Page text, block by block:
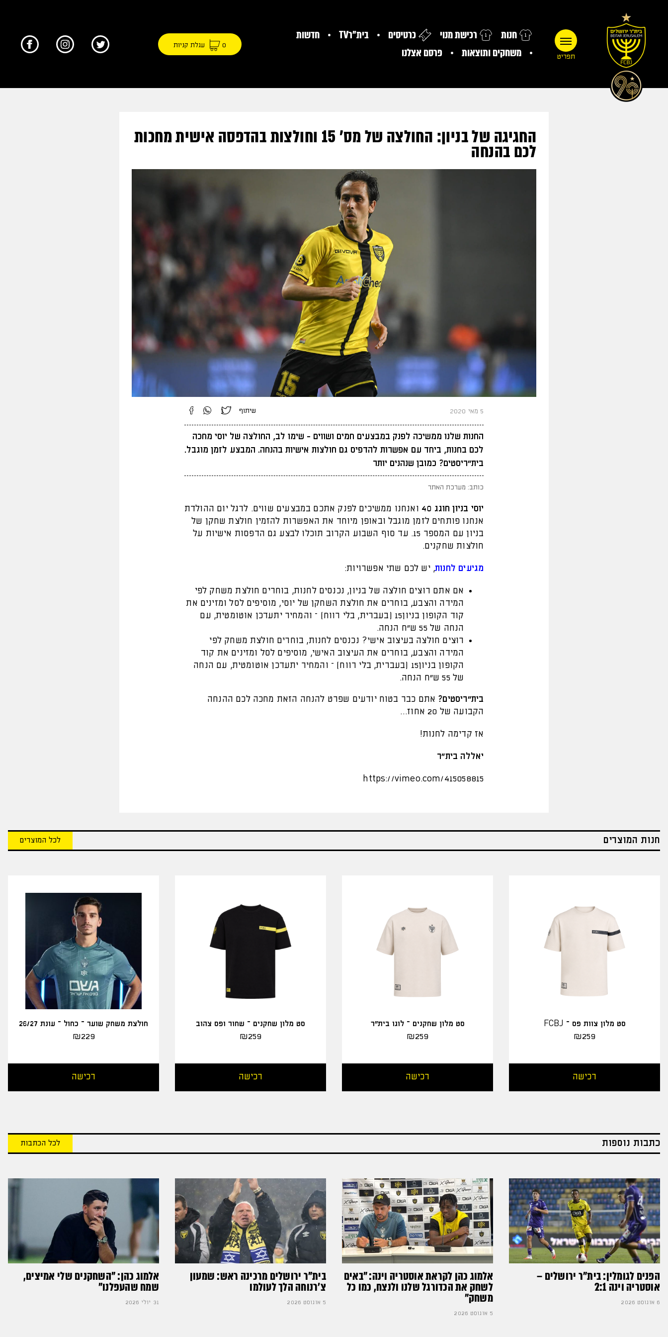
תפריט
חנות רכישת מנוי כרטיסים בית"רTV
חדשות
משחקים ותוצאות
פרסם אצלנו
0 עגלת קניות
החגיגה של בניון: החולצה של מס' 15 וחולצות בהדפסה אישית מחכות
לכם בהנחה
5 מאי 2020 שיתוף
החנות שלנו ממשיכה לפנק במבצעים חמים ושווים - שימו לב, החולצה של יוסי מחכה
לכם בחנות, ביחד עם אפשרות להדפיס גם חולצות אישיות בהנחה. המבצע לזמן מוגבל.
בית"ריסטים? כמובן שנהנים יותר
כותב: מערכת האתר
יוסי בניון חוגג 40
ואנחנו ממשיכים לפנק אתכם במבצעים שווים. לרגל יום ההולדת
אנחנו פותחים לזמן מוגבל ובאופן מיוחד את האפשרות להזמין חולצת שחקן של
בניון עם המספר 15. עד סוף השבוע הקרוב תוכלו לבצע גם הדפסות אישיות על
חולצות שחקנים.
מגיעים לחנות, יש לכם שתי אפשרויות:
אם אתם רוצים חולצה של בניון, נכנסים לחנות, בוחרים חולצת משחק לפי
המידה והצבע, בוחרים את חולצת השחקן של יוסי, מוסיפים לסל ומזינים את
קוד הקופון בניון15 (בעברית, בלי רווח) – והמחיר יתעדכן אוטומטית, עם
הנחה של 55 ש"ח הנחה.
רוצים חולצה בעיצוב אישי? נכנסים לחנות, בוחרים חולצת משחק לפי
המידה והצבע, בוחרים את העיצוב האישי, מוסיפים לסל ומזינים את קוד
הקופון בניון15 (בעברית, בלי רווח) – והמחיר יתעדכן אוטומטית, עם הנחה
של 55 ש"ח הנחה.
בית"ריסטים? אתם כבר בטוח יודעים שפרט להנחה הזאת מחכה לכם ההנחה
הקבועה של 20 אחוז…
אז קדימה לחנות!
יאללה בית"ר
https://vimeo.com/415058815
חנות המוצרים לכל המוצרים
סט מלון צוות פס – FCBJ
₪259
רכישה
סט מלון שחקנים – לוגו בית"ר
₪259
רכישה
סט מלון שחקנים – שחור ופס צהוב
₪259
רכישה
חולצת משחק שוער – כחול – עונת 26/27
₪229
רכישה
כתבות נוספות לכל הכתבות
הפנים לגומלין: בית״ר ירושלים –
אוסטריה וינה 2:1
6 אוגוסט 2026
אלמוג כהן לקראת אוסטריה וינה: ״באים
לשחק את הכדורגל שלנו ולנצח, כמו כל
משחק״
5 אוגוסט 2026
בית"ר ירושלים מרכינה ראש: שמעון
צ'רנוחה הלך לעולמו
5 אוגוסט 2026
אלמוג כהן: "השחקנים שלי אמיצים,
שמח שהעפלנו"
31 יולי 2026